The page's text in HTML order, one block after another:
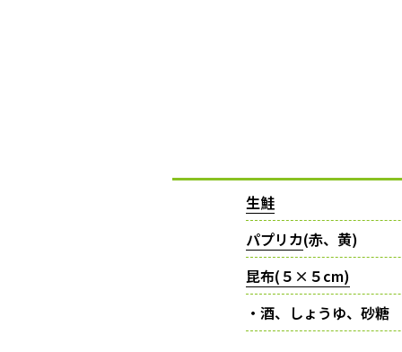
生鮭
パプリカ(赤、黄)
昆布(５×５cm)
・酒、しょうゆ、砂糖